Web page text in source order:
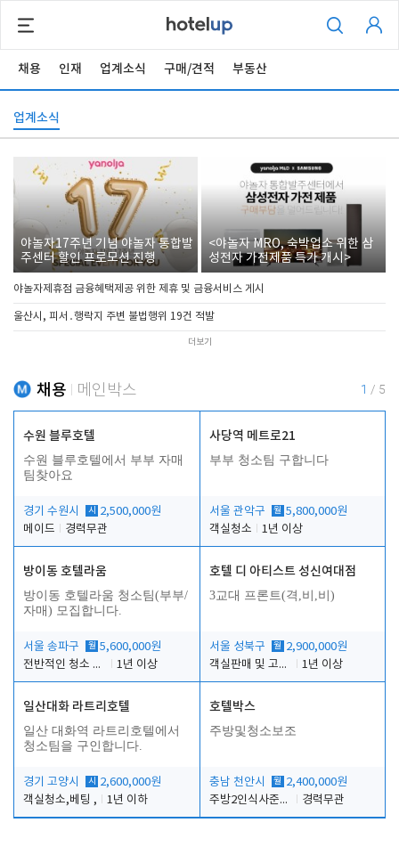
채용 인재 업계소식 구매/견적 부동산
업계소식
야놀자17주년 기념 야놀자 통합발
주센터 할인 프로모션 진행
<야놀자 MRO, 숙박업소 위한 삼
성전자 가전제품 특가 개시>
야놀자제휴점 금융혜택제공 위한 제휴 및 금융서비스 게시
울산시, 피서․행락지 주변 불법행위 19건 적발
더보기
채용 메인박스 1 / 5
수원 블루호텔
수원 블루호텔에서 부부 자매
팀찾아요
경기 수원시 시
2,500,000원
메이드
경력무관
사당역 메트로21
부부 청소팀 구합니다
서울 관악구 월 5,800,000원
객실청소
1년 이상
방이동 호텔라움
방이동 호텔라움 청소팀(부부/
자매) 모집합니다.
서울 송파구 월 5,600,000원
전반적인 청소 업무(객실청소.객실정리)
1년 이상
호텔 디 아티스트 성신여대점
3교대 프론트(격,비,비)
서울 성북구 월 2,900,000원
객실판매 및 고객응대
1년 이상
일산대화 라트리호텔
일산 대화역 라트리호텔에서
청소팀을 구인합니다.
경기 고양시 시
2,600,000원
객실청소,베팅 ,
1년 이하
호텔박스
주방및청소보조
충남 천안시 월 2,400,000원
주방2인식사준비및청소린렌보조
경력무관